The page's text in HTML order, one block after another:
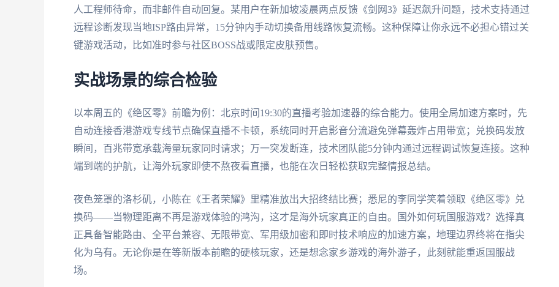
人工程师待命，而非邮件自动回复。某用户在新加坡凌晨两点反馈《剑网3》延迟飙升问题，技术支持通过
远程诊断发现当地ISP路由异常，15分钟内手动切换备用线路恢复流畅。这种保障让你永远不必担心错过关
键游戏活动，比如准时参与社区BOSS战或限定皮肤预售。
实战场景的综合检验
以本周五的《绝区零》前瞻为例：北京时间19:30的直播考验加速器的综合能力。使用全局加速方案时，先
自动连接香港游戏专线节点确保直播不卡顿，系统同时开启影音分流避免弹幕轰炸占用带宽；兑换码发放
瞬间，百兆带宽承载海量玩家同时请求；万一突发断连，技术团队能5分钟内通过远程调试恢复连接。这种
端到端的护航，让海外玩家即使不熬夜看直播，也能在次日轻松获取完整情报总结。
夜色笼罩的洛杉矶，小陈在《王者荣耀》里精准放出大招终结比赛；悉尼的李同学笑着领取《绝区零》兑
换码——当物理距离不再是游戏体验的鸿沟，这才是海外玩家真正的自由。国外如何玩国服游戏？选择真
正具备智能路由、全平台兼容、无限带宽、军用级加密和即时技术响应的加速方案，地理边界终将在指尖
化为乌有。无论你是在等新版本前瞻的硬核玩家，还是想念家乡游戏的海外游子，此刻就能重返国服战
场。